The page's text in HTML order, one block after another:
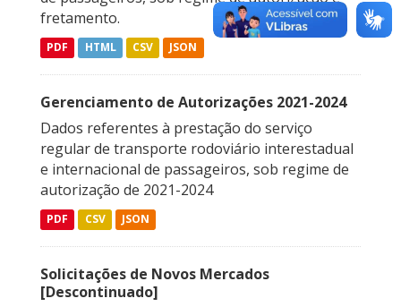
fretamento.
PDF HTML CSV JSON
Gerenciamento de Autorizações 2021-2024
Dados referentes à prestação do serviço
regular de transporte rodoviário interestadual
e internacional de passageiros, sob regime de
autorização de 2021-2024
PDF CSV JSON
Solicitações de Novos Mercados
[Descontinuado]